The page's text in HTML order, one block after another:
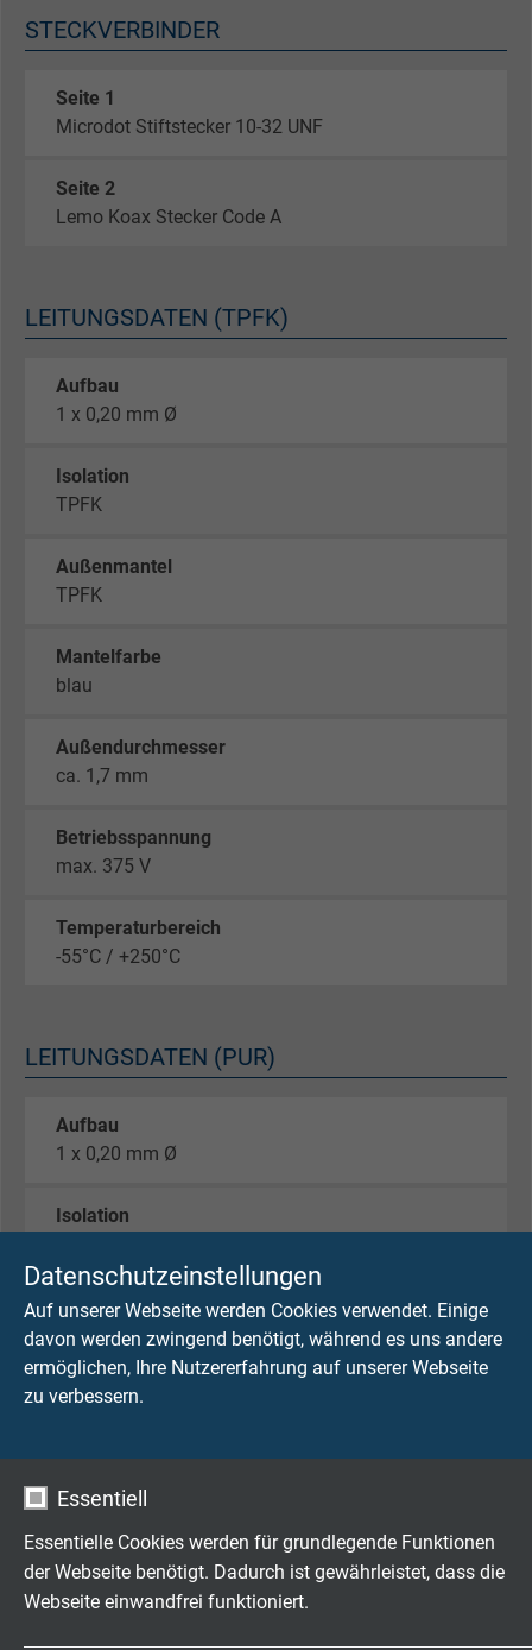
Datenschutzeinstellungen
Auf unserer Webseite werden Cookies verwendet. Einige
davon werden zwingend benötigt, während es uns andere
ermöglichen, Ihre Nutzererfahrung auf unserer Webseite
zu verbessern.
Essentiell
Essentielle Cookies werden für grundlegende Funktionen
der Webseite benötigt. Dadurch ist gewährleistet, dass die
Webseite einwandfrei funktioniert.
STECKVERBINDER
Seite 1
Microdot Stiftstecker 10-32 UNF
Seite 2
Lemo Koax Stecker Code A
LEITUNGSDATEN (TPFK)
Aufbau
1 x 0,20 mm Ø
Isolation
TPFK
Außenmantel
TPFK
Mantelfarbe
blau
Außendurchmesser
ca. 1,7 mm
Betriebsspannung
max. 375 V
Temperaturbereich
-55°C / +250°C
LEITUNGSDATEN (PUR)
Aufbau
1 x 0,20 mm Ø
Isolation
Außenmantel
PUR
Mantelfarbe
Außendurchmesser
Betriebsspannung
max. 350 V